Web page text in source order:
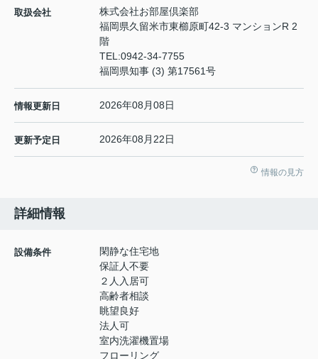
取扱会社
株式会社お部屋倶楽部
福岡県久留米市東櫛原町42-3 マンションR 2
階
TEL:0942-34-7755
福岡県知事 (3) 第17561号
情報更新日 2026年08月08日
更新予定日 2026年08月22日
情報の見方
詳細情報
設備条件
閑静な住宅地
保証人不要
２人入居可
高齢者相談
眺望良好
法人可
室内洗濯機置場
フローリング